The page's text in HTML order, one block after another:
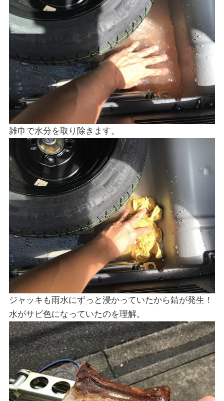
雑巾で水分を取り除きます。
ジャッキも雨水にずっと浸かっていたから錆が発生！
水がサビ色になっていたのを理解。